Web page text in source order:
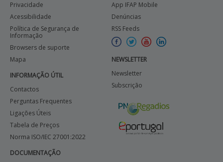
Privacidade
Acessibilidade
Política de Segurança de
Informação
Browsers de suporte
Mapa
INFORMAÇÃO ÚTIL
Contactos
Perguntas Frequentes
Ligações Úteis
Tabela de Preços
Norma ISO/IEC 27001:2022
DOCUMENTAÇÃO
App IFAP Mobile
Denúncias
RSS Feeds
NEWSLETTER
Newsletter
Subscrição